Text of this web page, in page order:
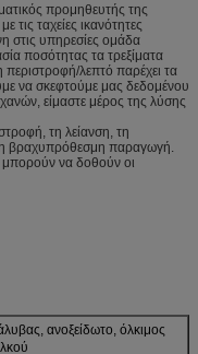
προμηθευτής της
τις ταχείες ικανότητες
στις υπηρεσίες ομάδα
ποσότητας τα τρεξίματα
λεπτό παρέχει τα
να σκεφτούμε μας δεδομένου
είμαστε μέρος της λύσης
τη λείανση, τη
βραχυπρόθεσμη παραγωγή.
να δοθούν οι
ανοξείδωτο, όλκιμος